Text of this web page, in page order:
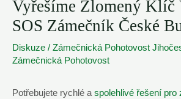
Vyřešíme Zlomený Klíč
SOS Zámečník České
Diskuze / Zámečnická Pohotovost
Zámečnická Pohotovost
Potřebujete rychlé aspolehlivé řešení pro